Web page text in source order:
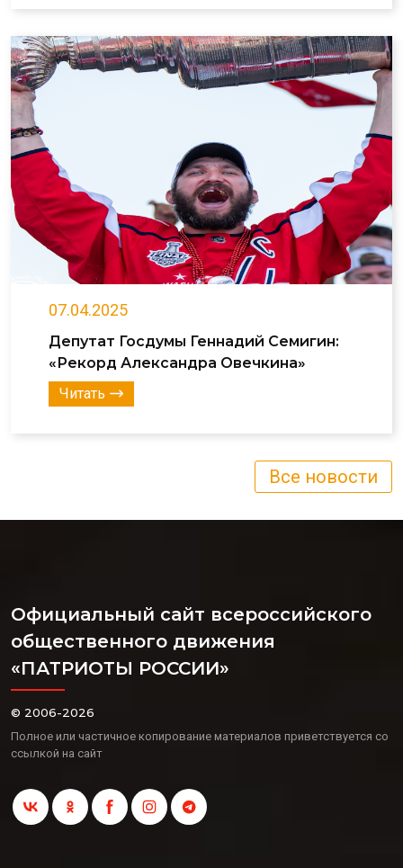
07.04.2025
Депутат Госдумы Геннадий Семигин:
«Рекорд Александра Овечкина»
Читать
Все новости
Официальный сайт всероссийского
общественного движения
«ПАТРИОТЫ РОССИИ»
© 2006-2026
Полное или частичное копирование материалов приветствуется со
ссылкой на сайт